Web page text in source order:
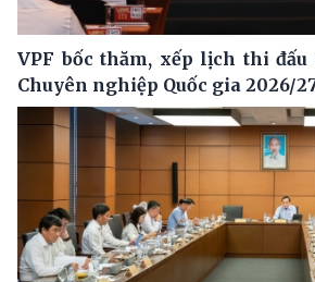
VPF bốc thăm, xếp lịch thi đấu
Chuyên nghiệp Quốc gia 2026/